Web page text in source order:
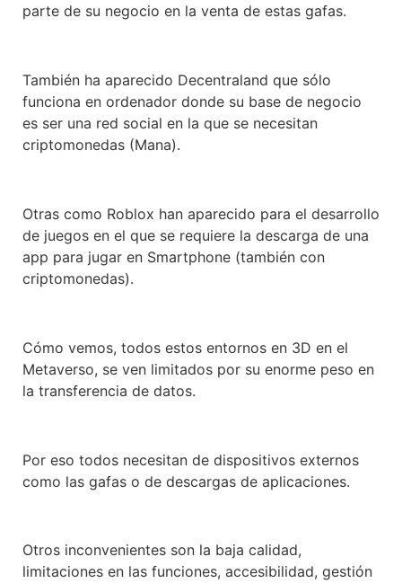
parte de su negocio en la venta de estas gafas.
También ha aparecido Decentraland que sólo
funciona en ordenador donde su base de negocio
es ser una red social en la que se necesitan
criptomonedas (Mana).
Otras como Roblox han aparecido para el desarrollo
de juegos en el que se requiere la descarga de una
app para jugar en Smartphone (también con
criptomonedas).
Cómo vemos, todos estos entornos en 3D en el
Metaverso, se ven limitados por su enorme peso en
la transferencia de datos.
Por eso todos necesitan de dispositivos externos
como las gafas o de descargas de aplicaciones.
Otros inconvenientes son la baja calidad,
limitaciones en las funciones, accesibilidad, gestión